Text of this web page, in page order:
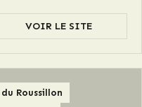
VOIR LE SITE
Roussillon